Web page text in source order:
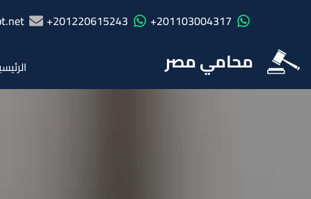
201103004317+
201220615243+
محامي مصر